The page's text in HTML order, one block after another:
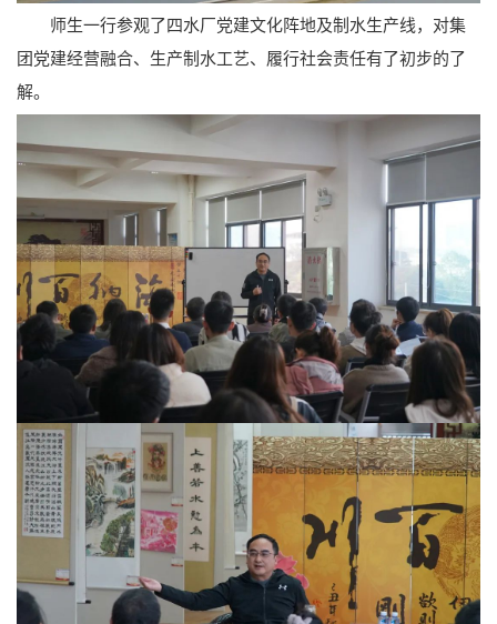
师生一行参观了四水厂党建文化阵地及制水生产线，对集
团党建经营融合、生产制水工艺、履行社会责任有了初步的了
解。